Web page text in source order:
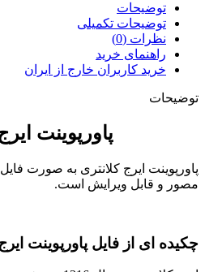
توضیحات
توضیحات تکمیلی
نظرات (0)
راهنمای خرید
خرید کاربران خارج از ایران
توضیحات
پاورپوینت
مصور و قابل ویرایش است.
چکیده ای از فایل پاورپوینت